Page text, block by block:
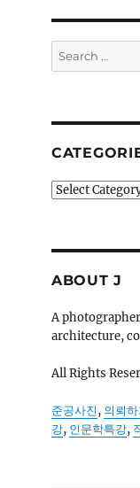
Search
for:
Categories
ABOUT J
A
architecture,
All Rights
준공사진, 의뢰하
강, 인문학특강,